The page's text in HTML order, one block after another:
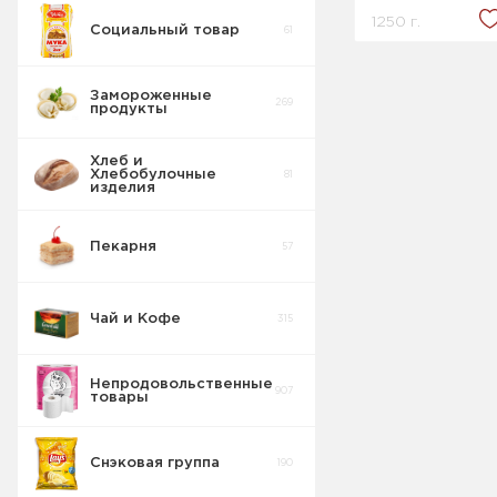
Заменители
Кисломолочные
Социальный товар 61
Замороженные
продукты
269
Хлеб и
Хлебобулочные
изделия
81
Пекарня 57
Чай и Кофе 315
Непродовольственные
товары
907
Снэковая группа 190
1250 г.